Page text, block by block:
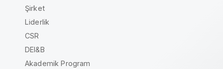
Şirket
Liderlik
CSR
DEI&B
Akademik Program